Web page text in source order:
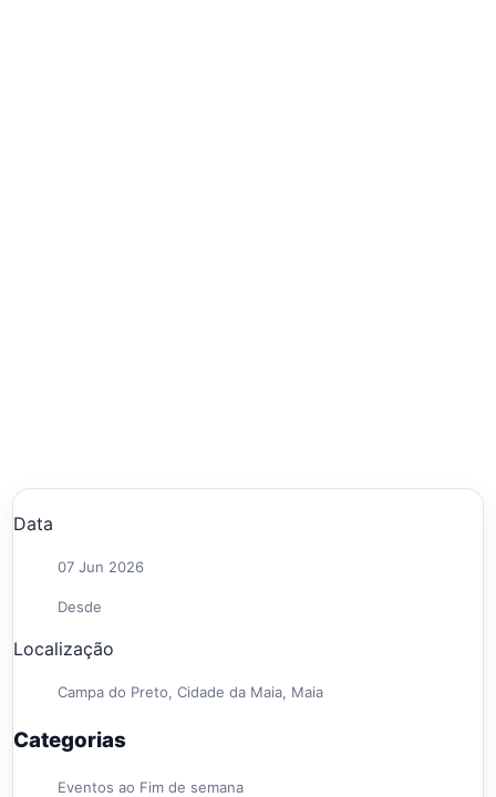
Data
07 Jun 2026
Desde
Localização
Campa do Preto, Cidade da Maia, Maia
Categorias
Eventos ao Fim de semana